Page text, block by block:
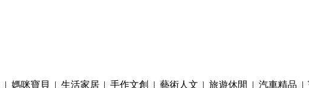
| 媽咪寶貝 | 生活家居|手作文創 | 藝術人文 |旅遊休閒 | 汽車精品 |